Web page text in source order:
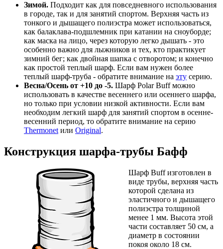
Зимой. Подходит как для повседневного использования
в городе, так и для занятий спортом. Верхняя часть из
тонкого и дышащего полиэстра может использоваться,
как балаклава-подшлемник при катании на сноуборде;
как маска на лицо, через которую легко дышать - это
особенно важно для лыжников и тех, кто практикует
зимний бег; как двойная шапка с отворотом; и конечно
как простой теплый шарф. Если вам нужен более
теплый шарф-труба - обратите внимание на эту серию.
Весна/Осень от +10 до -5. Шарф Polar Buff можно
использовать в качестве весеннего или осеннего шарфа,
но только при условии низкой активности. Если вам
необходим легкий шарф для занятий спортом в осенне-
весенний период, то обратите внимание на серию
Thermonet или Original.
Конструкция шарфа-трубы Бафф
Шарф Buff изготовлен в
виде трубы, верхняя часть
которой сделана из
эластичного и дышащего
полиэстра толщиной
менее 1 мм. Высота этой
части составляет 50 см, а
диаметр в состоянии
покоя около 18 см.